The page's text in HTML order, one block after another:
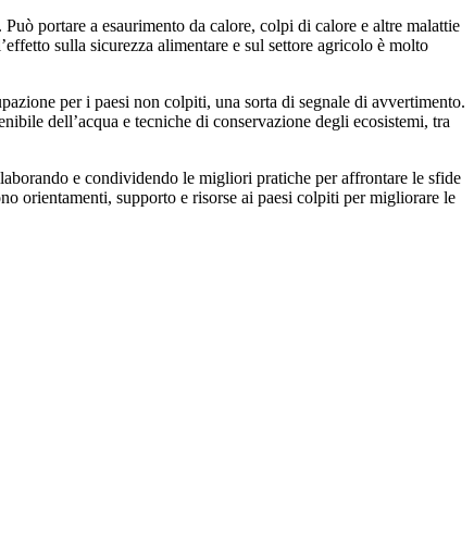
portare a esaurimento da calore, colpi di calore e altre malattie
sulla sicurezza alimentare e sul settore agricolo è molto
per i paesi non colpiti, una sorta di segnale di avvertimento.
dell’acqua e tecniche di conservazione degli ecosistemi, tra
e condividendo le migliori pratiche per affrontare le sfide
orientamenti, supporto e risorse ai paesi colpiti per migliorare le